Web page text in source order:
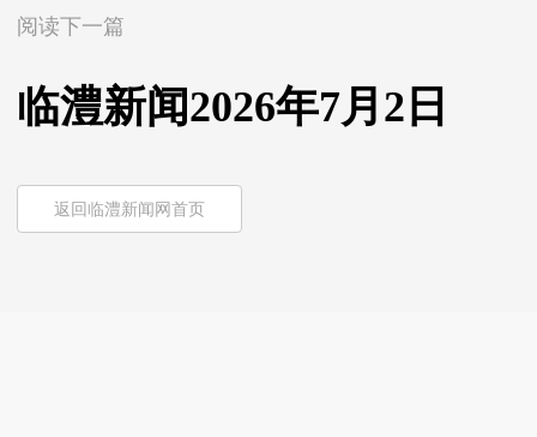
阅读下一篇
临澧新闻2026年7月2日
返回临澧新闻网首页